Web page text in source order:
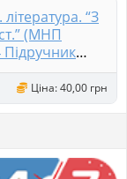
“З
ст.” (МНП
Підручник
Ціна: 40,00 грн